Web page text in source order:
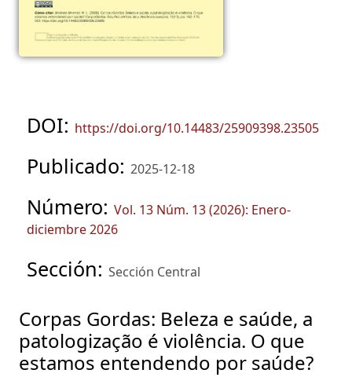
DOI: https://doi.org/10.14483/25909398.23505
Publicado: 2025-12-18
Número: Vol. 13 Núm. 13 (2026): Enero-
diciembre 2026
Sección: Sección Central
Corpas Gordas: Beleza e saúde, a
patologização é violência. O que
estamos entendendo por saúde?